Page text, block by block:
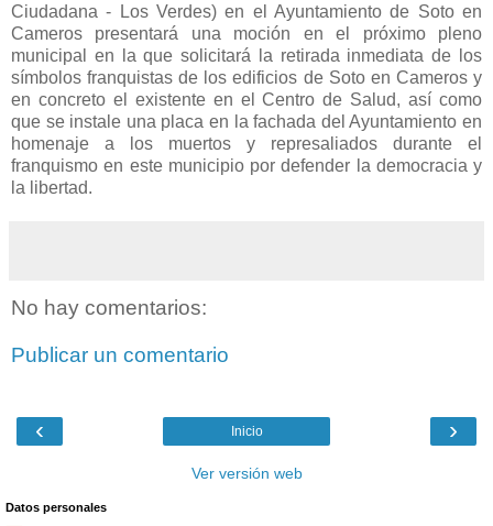
Ciudadana - Los Verdes) en el Ayuntamiento de Soto en
Cameros presentará una moción en el próximo pleno
municipal en la que solicitará la retirada inmediata de los
símbolos franquistas de los edificios de Soto en Cameros y
en concreto el existente en el Centro de Salud, así como
que se instale una placa en la fachada del Ayuntamiento en
homenaje a los muertos y represaliados durante el
franquismo en este municipio por defender la democracia y
la libertad.
No hay comentarios:
Publicar un comentario
‹ ›
Inicio
Ver versión web
Datos personales